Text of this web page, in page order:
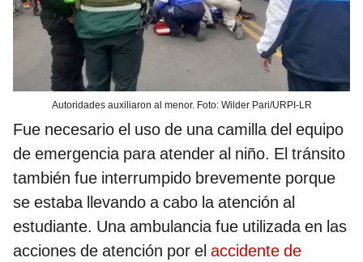
Autoridades auxiliaron al menor. Foto: Wilder Pari/URPI-LR
Fue necesario el uso de una camilla del equipo
de emergencia para atender al niño. El tránsito
también fue interrumpido brevemente porque
se estaba llevando a cabo la atención al
estudiante. Una ambulancia fue utilizada en las
acciones de atención por el accidente de